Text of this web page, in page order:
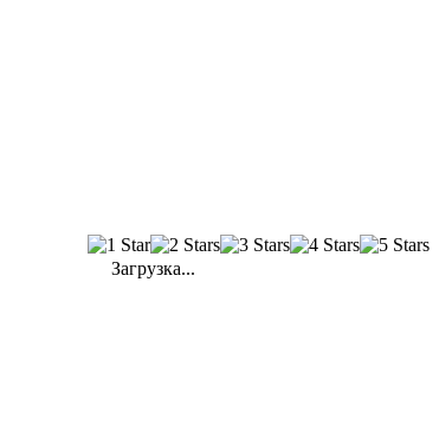
Загрузка...